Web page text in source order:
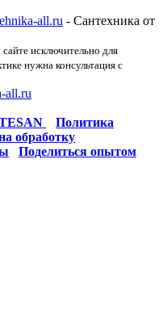
all.ru - Сантехника от
исключительно для
нужна консультация с
all.ru
Политика
обработку
Поделиться опытом